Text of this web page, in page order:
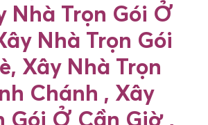
Nhà Trọn Gói Ở
Nhà Trọn Gói
Xây Nhà Trọn
Chánh , Xây
Gói Ở Cần Giờ ,